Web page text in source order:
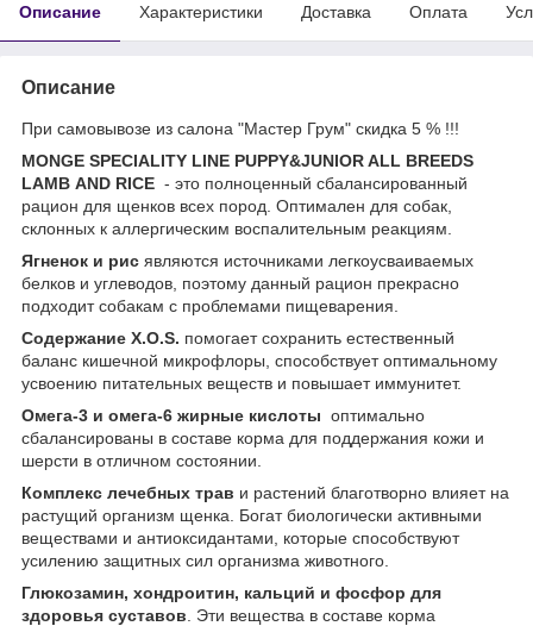
Описание Характеристики Доставка Оплата
Описание
При самовывозе из салона "Мастер Грум" скидка 5 % !!!
MONGE SPECIALITY LINE PUPPY&JUNIOR ALL BREEDS
LAMB AND RICE - это полноценный сбалансированный
рацион для щенков всех пород. Оптимален для собак,
склонных к аллергическим воспалительным реакциям.
Ягненок и рис являются источниками легкоусваиваемых
белков и углеводов, поэтому данный рацион прекрасно
подходит собакам с проблемами пищеварения.
Содержание X.O.S. помогает сохранить естественный
баланс кишечной микрофлоры, способствует оптимальному
усвоению питательных веществ и повышает иммунитет.
Омега-3 и омега-6 жирные кислоты оптимально
сбалансированы в составе корма для поддержания кожи и
шерсти в отличном состоянии.
Комплекс лечебных трав и растений благотворно влияет на
растущий организм щенка. Богат биологически активными
веществами и антиоксидантами, которые способствуют
усилению защитных сил организма животного.
Глюкозамин, хондроитин, кальций и фосфор для
здоровья суставов . Эти вещества в составе корма